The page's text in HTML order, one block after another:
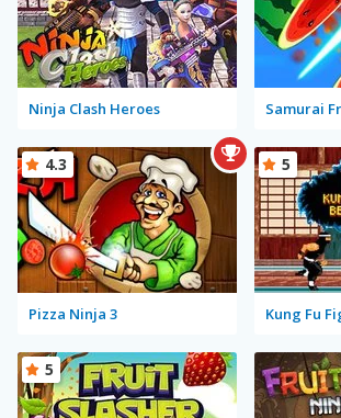
Ninja Clash Heroes Samurai
Pizza Ninja 3
4.3
Kung Fu
5
5